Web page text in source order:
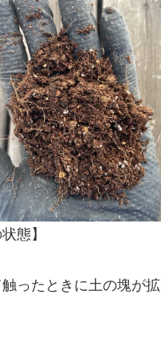
態】
ったときに土の塊が